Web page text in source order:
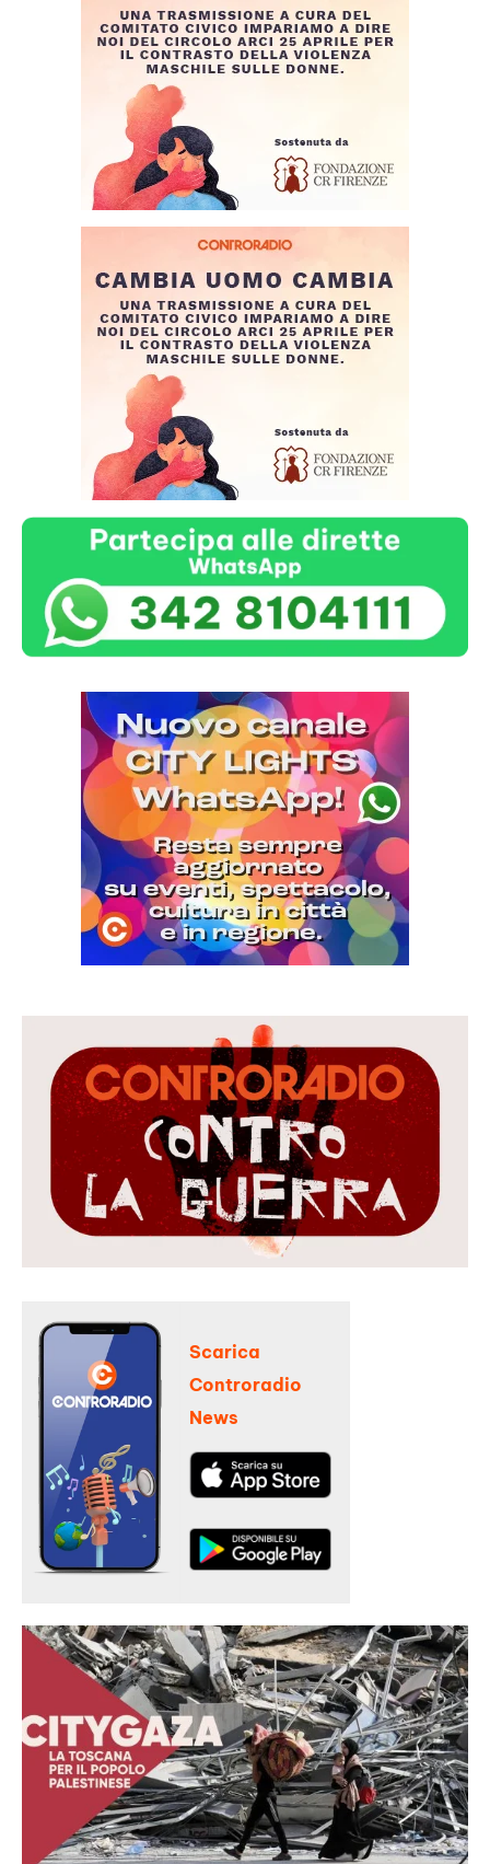
Scarica
Controradio
News